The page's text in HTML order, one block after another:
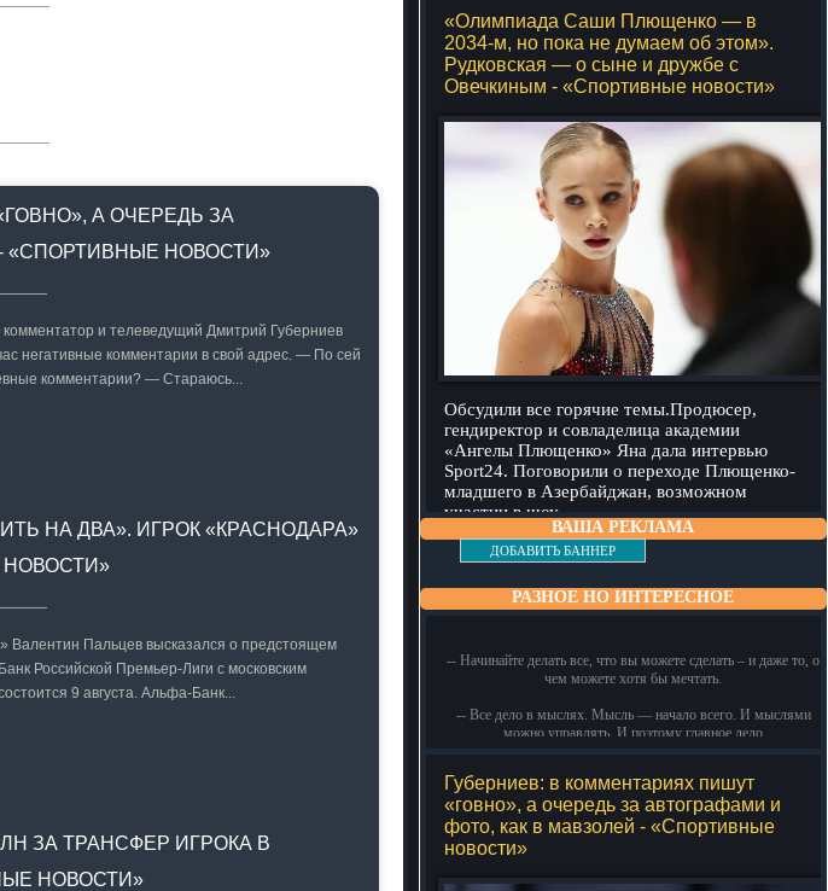
«Олимпиада Саши Плющенко — в
2034-м, но пока не думаем об этом».
Рудковская — о сыне и дружбе с
Овечкиным - «Спортивные новости»
Обсудили все горячие темы.Продюсер,
гендиректор и совладелица академии
«Ангелы Плющенко» Яна дала интервью
Sport24. Поговорили о переходе Плющенко-
младшего в Азербайджан, возможном
участии в шоу
подробнее
ВАША РЕКЛАМА
ДОБАВИТЬ БАННЕР
РАЗНОЕ НО ИНТЕРЕСНОЕ
-- Начинайте делать все, что вы можете сделать – и даже то, о
чем можете хотя бы мечтать.
-- Все дело в мыслях. Мысль — начало всего. И мыслями
можно управлять. И поэтому главное дело
-- Идите уверенно по направлению к мечте. Живите той
жизнью, которую вы сами себе придумали.
-- Самое большое богатство — это ум. Самая большая
нищета — глупость. Из всех страхов самый пугающий —
самолюбование.
Губерниев: в комментариях пишут
«говно», а очередь за автографами и
фото, как в мавзолей - «Спортивные
новости»
А ОЧЕРЕДЬ ЗА
«СПОРТИВНЫЕ НОВОСТИ»
и телеведущий Дмитрий Губерниев
негативные комментарии в свой адрес. — По сей
комментарии? — Стараюсь...
НА ДВА». ИГРОК «КРАСНОДАРА»
Валентин Пальцев высказался о предстоящем
Российской Премьер-Лиги с московским
9 августа. Альфа-Банк...
ЗА ТРАНСФЕР ИГРОКА В
НОВОСТИ»